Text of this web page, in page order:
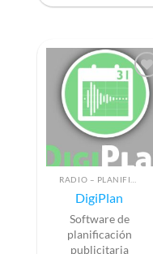
DigiPlan
Software de
planificación
publicitaria